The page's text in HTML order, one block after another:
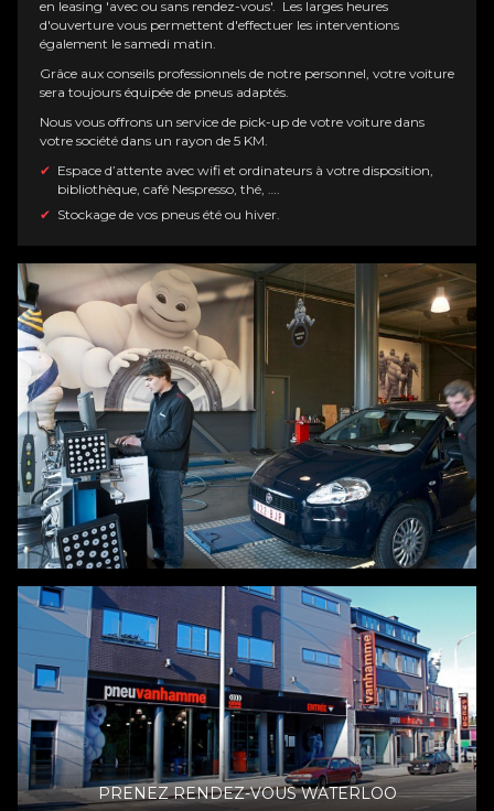
en leasing 'avec ou sans rendez-vous'. Les larges heures
d'ouverture vous permettent d'effectuer les interventions
également le samedi matin.
Grâce aux conseils professionnels de notre personnel, votre voiture
sera toujours équipée de pneus adaptés.
Nous vous offrons un service de pick-up de votre voiture dans
votre société dans un rayon de 5 KM.
Espace d’attente avec wifi et ordinateurs à votre disposition,
bibliothèque, café Nespresso, thé, ….
Stockage de vos pneus été ou hiver.
PRENEZ RENDEZ-VOUS WATERLOO